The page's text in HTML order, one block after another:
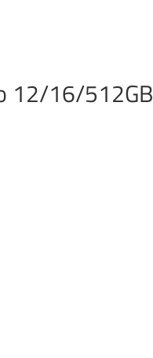
12/16/512GB